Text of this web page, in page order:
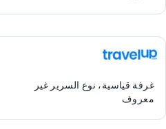
غرفة قياسية، نوع السرير غير
معروف